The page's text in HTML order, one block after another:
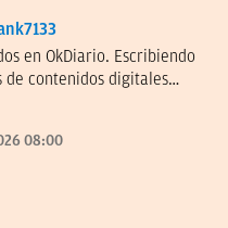
en OkDiario. Escribiendo
de contenidos digitales
08:00